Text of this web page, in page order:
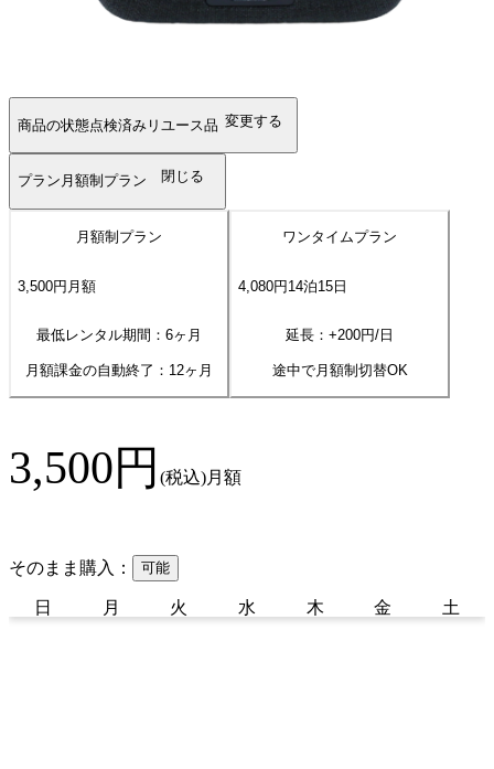
商品の状態点検済みリユース品 変更する
プラン 月額制プラン 閉じる
月額制プラン
3,500円 月額
最低レンタル期間：6ヶ月
月額課金の自動終了： 12ヶ月
ワンタイムプラン
4,080円14泊15日
延長：+200円/日
途中で月額制切替OK
3,500円 (税込)月額
そのまま購入： 可能
日 月 火 水 木 金 土